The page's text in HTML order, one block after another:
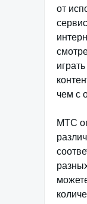
от
чем с
МТС